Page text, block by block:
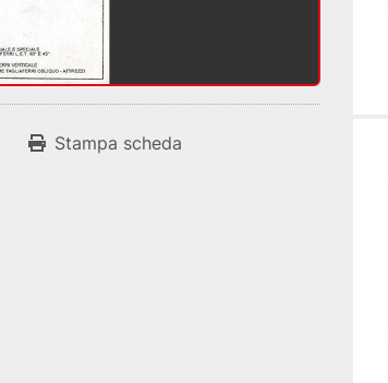
Stampa scheda